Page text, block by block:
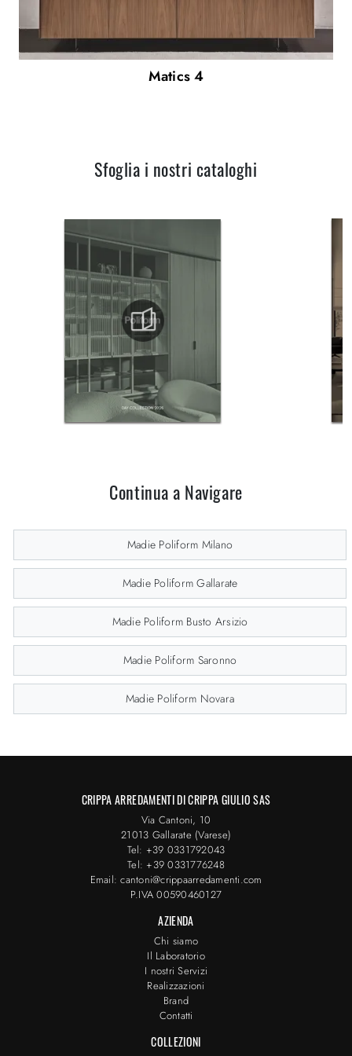
Matics 4
Sfoglia i nostri cataloghi
Continua a Navigare
Madie Poliform Milano
Madie Poliform Gallarate
Madie Poliform Busto Arsizio
Madie Poliform Saronno
Madie Poliform Novara
CRIPPA ARREDAMENTI DI CRIPPA GIULIO SAS
Via Cantoni, 10
21013 Gallarate (Varese)
Tel: +39 0331792043
Tel: +39 0331776248
Email: cantoni@crippaarredamenti.com
P.IVA 00590460127
AZIENDA
Chi siamo
Il Laboratorio
I nostri Servizi
Realizzazioni
Brand
Contatti
COLLEZIONI